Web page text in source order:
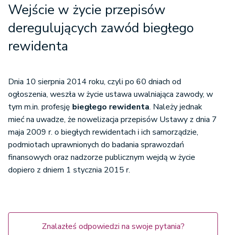
Wejście w życie przepisów
deregulujących zawód biegłego
rewidenta
Dnia 10 sierpnia 2014 roku, czyli po 60 dniach od
ogłoszenia, weszła w życie ustawa uwalniająca zawody, w
tym m.in. profesję biegłego rewidenta. Należy jednak
mieć na uwadze, że nowelizacja przepisów Ustawy z dnia 7
maja 2009 r. o biegłych rewidentach i ich samorządzie,
podmiotach uprawnionych do badania sprawozdań
finansowych oraz nadzorze publicznym wejdą w życie
dopiero z dniem 1 stycznia 2015 r.
Znalazłeś odpowiedzi na swoje pytania?